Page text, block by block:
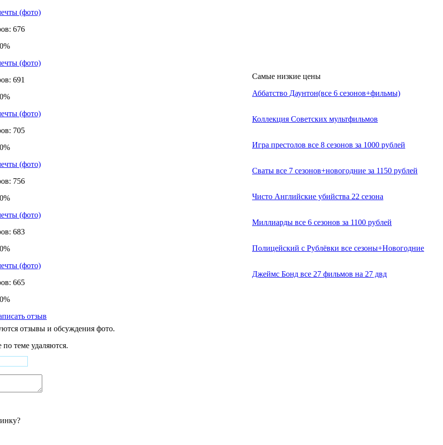
676
691
705
756
683
665
отзыв
отзывы и обсуждения фото.
теме удаляются.
Самые низкие цены
Аббатство Даунтон(все 6 сезонов+фильмы)
Коллекция Советских мультфильмов
Игра престолов все 8 сезонов за 1000 рублей
Сваты все 7 сезонов+новогодние за 1150 рублей
Чисто Английские убийства 22 сезона
Миллиарды все 6 сезонов за 1100 рублей
Полицейский с Рублёвки все сезоны+Новогодние
Джеймс Бонд все 27 фильмов на 27 двд